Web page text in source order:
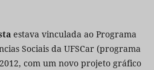
estava vinculada ao Programa
Sociais da UFSCar (programa
com um novo projeto gráfico